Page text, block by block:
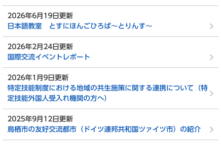
2026年6月19日更新
日本語教室 とすにほんごひろば～とりんす～
2026年2月24日更新
国際交流イベントレポート
2026年1月9日更新
特定技能制度における地域の共生施策に関する連携について（特
定技能外国人受入れ機関の方へ）
2025年9月12日更新
鳥栖市の友好交流都市（ドイツ連邦共和国ツァイツ市）の紹介